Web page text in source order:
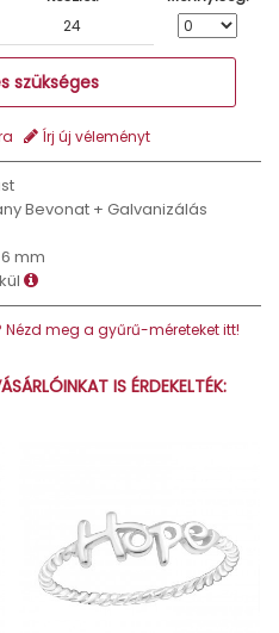
24
szükséges
Írj új véleményt
Bevonat + Galvanizálás
mm
meg a gyűrű-méreteket itt!
IS ÉRDEKELTÉK: